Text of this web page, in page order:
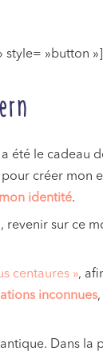
style= »button »]
été le cadeau
créer mon
identité.
revenir sur ce
centaures »,
inconnues
Dans la